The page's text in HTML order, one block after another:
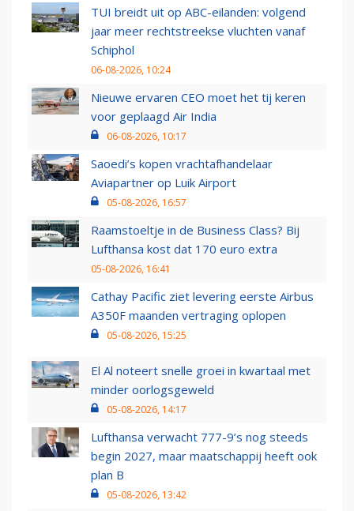
TUI breidt uit op ABC-eilanden: volgend
jaar meer rechtstreekse vluchten vanaf
Schiphol
06-08-2026, 10:24
Nieuwe ervaren CEO moet het tij keren
voor geplaagd Air India
06-08-2026, 10:17
Saoedi’s kopen vrachtafhandelaar
Aviapartner op Luik Airport
05-08-2026, 16:57
Raamstoeltje in de Business Class? Bij
Lufthansa kost dat 170 euro extra
05-08-2026, 16:41
Cathay Pacific ziet levering eerste Airbus
A350F maanden vertraging oplopen
05-08-2026, 15:25
El Al noteert snelle groei in kwartaal met
minder oorlogsgeweld
05-08-2026, 14:17
Lufthansa verwacht 777-9’s nog steeds
begin 2027, maar maatschappij heeft ook
plan B
05-08-2026, 13:42